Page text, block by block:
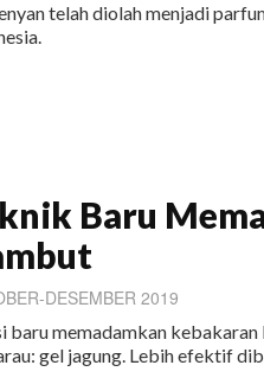
telah diolah menjadi
Baru
DESEMBER 2019
baru memadamkan
gel jagung. Lebih efektif